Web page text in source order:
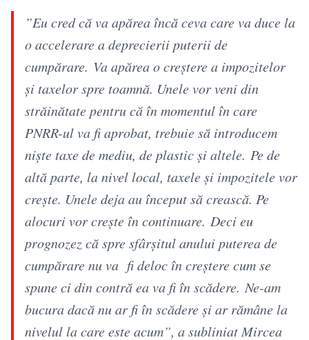
”Eu cred că va apărea încă ceva care va duce la
o accelerare a deprecierii puterii de
cumpărare. Va apărea o creștere a impozitelor
și taxelor spre toamnă. Unele vor veni din
străinătate pentru că în momentul în care
PNRR-ul va fi aprobat, trebuie să introducem
niște taxe de mediu, de plastic și altele. Pe de
altă parte, la nivel local, taxele și impozitele vor
crește. Unele deja au început să crească. Pe
alocuri vor crește în continuare. Deci eu
prognozez că spre sfârșitul anului puterea de
cumpărare nu va fi deloc în creștere cum se
spune ci din contră ea va fi în scădere. Ne-am
bucura dacă nu ar fi în scădere și ar rămâne la
nivelul la care este acum”, a subliniat Mircea